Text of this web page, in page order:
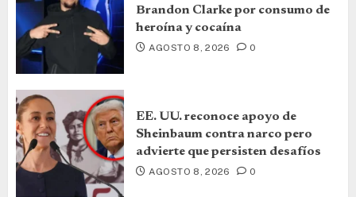
Brandon Clarke por consumo de
heroína y cocaína
AGOSTO 8, 2026 0
EE. UU. reconoce apoyo de
Sheinbaum contra narco pero
advierte que persisten desafíos
AGOSTO 8, 2026 0